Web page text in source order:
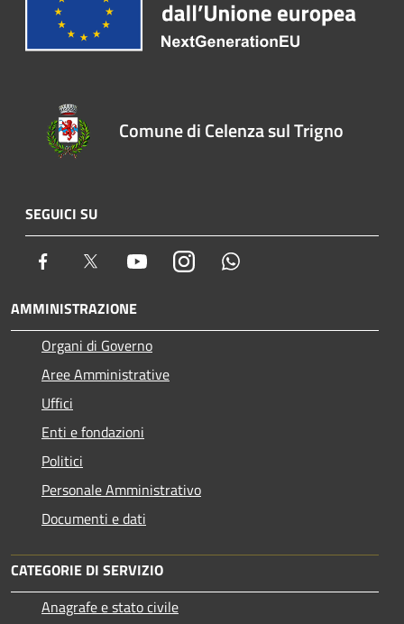
Comune di Celenza sul Trigno
SEGUICI SU
Facebook Twitter YoutubeInstagram
AMMINISTRAZIONE
Organi di Governo
Aree Amministrative
Uffici
Enti e fondazioni
Politici
Personale Amministrativo
Documenti e dati
CATEGORIE DI SERVIZIO
Anagrafe e stato civile